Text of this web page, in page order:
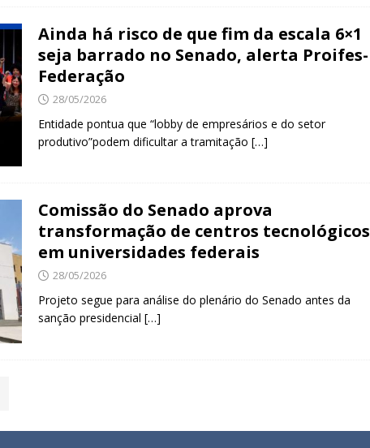
Ainda há risco de que fim da escala 6×1
seja barrado no Senado, alerta Proifes-
Federação
28/05/2026
Entidade pontua que “lobby de empresários e do setor
produtivo”podem dificultar a tramitação […]
Comissão do Senado aprova
transformação de centros tecnológicos
em universidades federais
28/05/2026
Projeto segue para análise do plenário do Senado antes da
sanção presidencial […]